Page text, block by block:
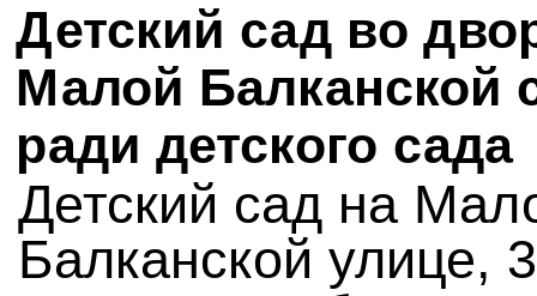
Детский сад во
Малой Балканской
ради детского сада
Детский сад на
Балканской улице,